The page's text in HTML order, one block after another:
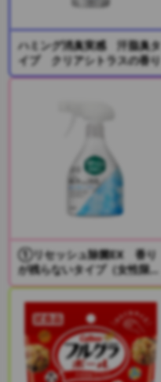
ハミング消臭実感 汗脂臭タ
イプ クリアシトラスの香り
①リセッシュ除菌EX 香り
が残らないタイプ（女性限
定）
②リセッシュ除菌EX デオ
ドラントパワー 香りが残ら
ないタイプ（男性限定）